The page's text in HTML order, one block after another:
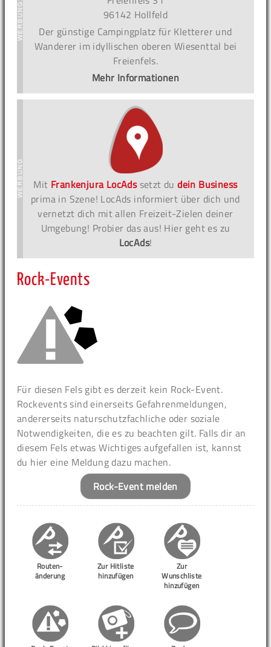
96142 Hollfeld
Der günstige Campingplatz für Kletterer und
Wanderer im idyllischen oberen Wiesenttal bei
Freienfels.
Mehr Informationen
Mit Frankenjura LocAdssetzt dudein Business
prima in Szene! LocAds informiert über dich und
vernetzt dich mit allen Freizeit-Zielen deiner
Umgebung! Probier das aus! Hier geht es zu
LocAds!
Rock-Events
Für diesen Fels gibt es derzeit kein Rock-Event.
Rockevents sind einerseits Gefahrenmeldungen,
andererseits naturschutzfachliche oder soziale
Notwendigkeiten, die es zu beachten gilt. Falls dir an
diesem Fels etwas Wichtiges aufgefallen ist, kannst
du hier eine Meldung dazu machen.
Rock-Event melden
Routen-
änderung
Zur Hitliste
hinzufügen
Zur
Wunschliste
hinzufügen